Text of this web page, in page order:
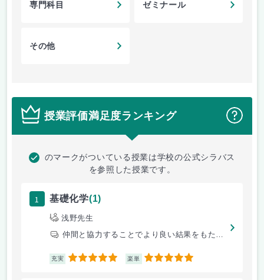
専門科目 ゼミナール
その他
授業評価満足度ランキング ？
のマークがついている授業は学校の公式シラバス
を参照した授業です。
1 基礎化学(1)
浅野先生
仲間と協力することでより良い結果をもたらします
充実 5 楽単 5